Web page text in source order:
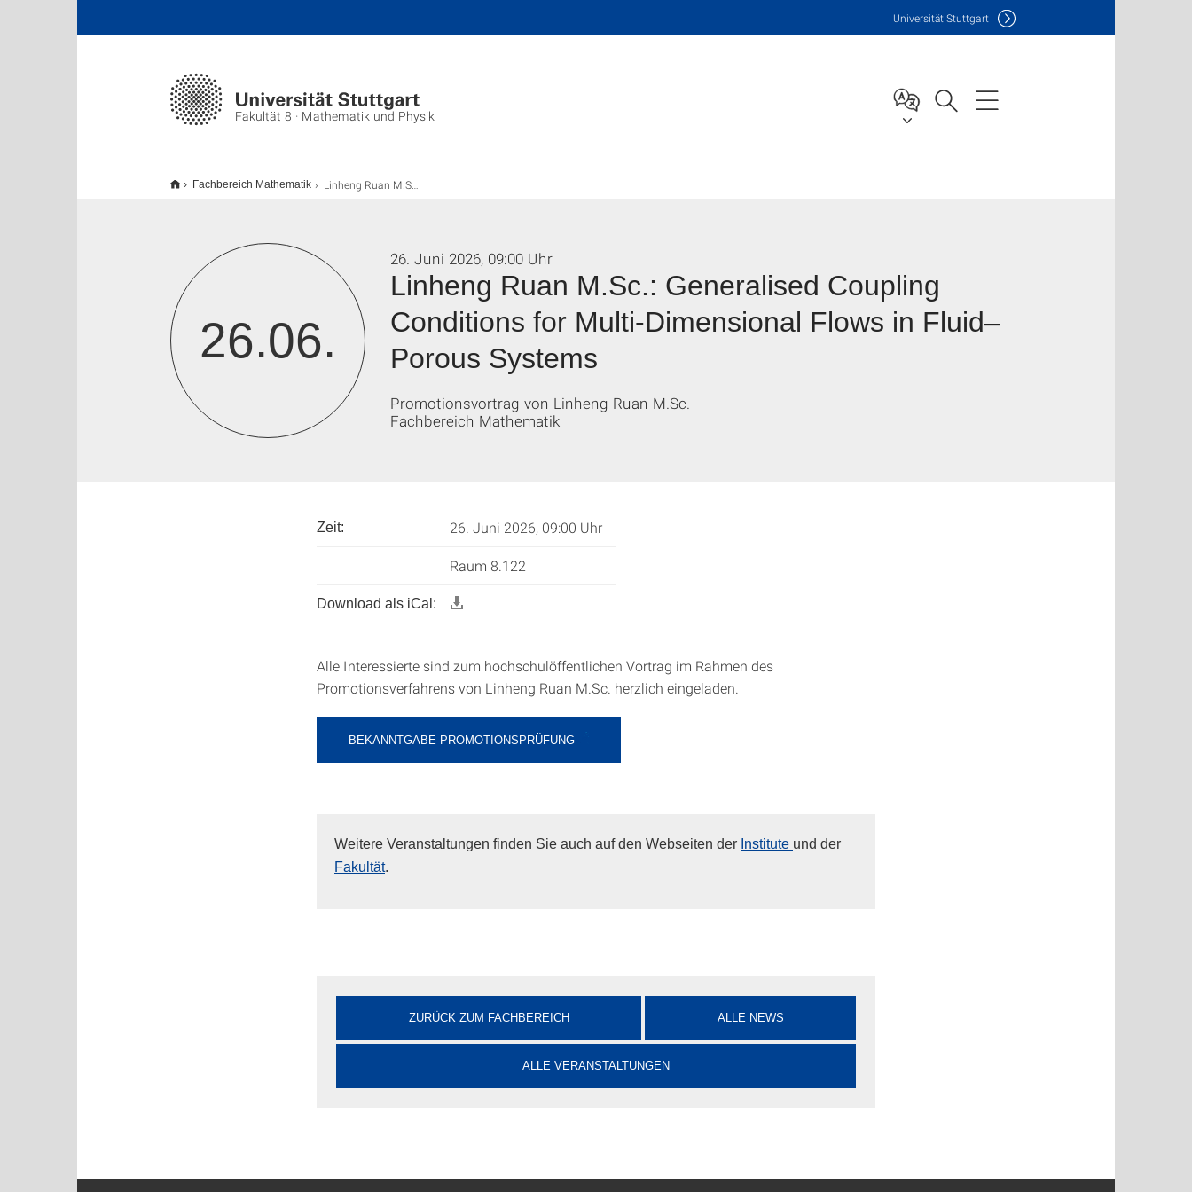
Fakultät 8 · Mathematik und Physik
Universität Stuttgart
Fachbereich Mathematik Linheng Ruan M.Sc.: Generalised Coupling Conditions for Multi-Dimensional Flows in Fluid–Porous Systems
26.06.
Linheng Ruan M.Sc.: Generalised Coupling
Conditions for Multi-Dimensional Flows in Fluid–
Porous Systems
26. Juni 2026, 09:00 Uhr
Promotionsvortrag von Linheng Ruan M.Sc.
Fachbereich Mathematik
Zeit: 26. Juni 2026, 09:00 Uhr
Raum 8.122
Download als iCal:
Alle Interessierte sind zum hochschulöffentlichen Vortrag im Rahmen des
Promotionsverfahrens von Linheng Ruan M.Sc. herzlich eingeladen.
BEKANNTGABE PROMOTIONSPRÜFUNG
Weitere Veranstaltungen finden Sie auch auf den Webseiten der Institute und der
Fakultät.
ZURÜCK ZUM FACHBEREICH ALLE NEWS
ALLE VERANSTALTUNGEN